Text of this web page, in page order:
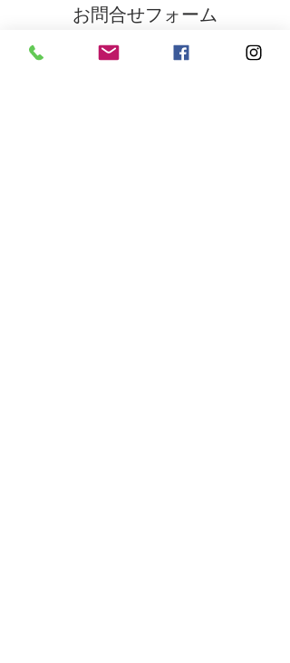
お問合せフォーム
氏名 をご入力下さい （必須項目）